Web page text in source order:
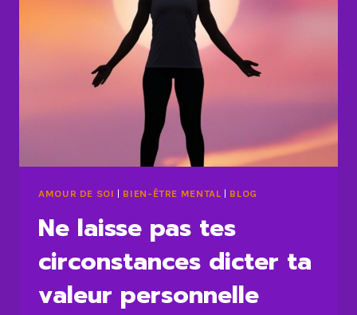
AMOUR DE SOI | BIEN-ÊTRE MENTAL | BLOG
Ne laisse pas tes
circonstances dicter ta
valeur personnelle